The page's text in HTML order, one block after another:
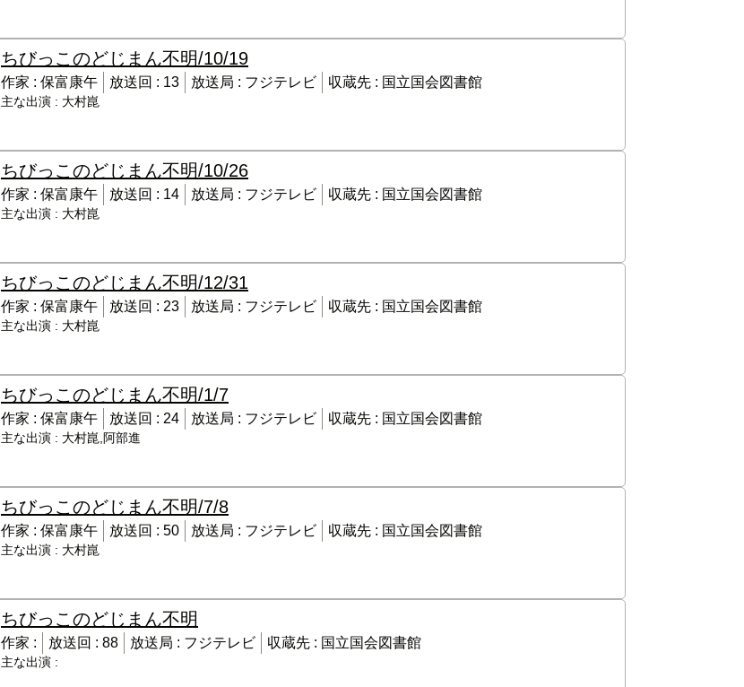
ちびっこのどじまん不明/10/19
作家 : 保富康午 放送回 : 13 放送局 : フジテレビ 収蔵先 : 国立国会図書館
主な出演 : 大村崑
ちびっこのどじまん不明/10/26
作家 : 保富康午 放送回 : 14 放送局 : フジテレビ 収蔵先 : 国立国会図書館
主な出演 : 大村崑
ちびっこのどじまん不明/12/31
作家 : 保富康午 放送回 : 23 放送局 : フジテレビ 収蔵先 : 国立国会図書館
主な出演 : 大村崑
ちびっこのどじまん不明/1/7
作家 : 保富康午 放送回 : 24 放送局 : フジテレビ 収蔵先 : 国立国会図書館
主な出演 : 大村崑,阿部進
ちびっこのどじまん不明/7/8
作家 : 保富康午 放送回 : 50 放送局 : フジテレビ 収蔵先 : 国立国会図書館
主な出演 : 大村崑
ちびっこのどじまん不明
作家 : 放送回 : 88 放送局 : フジテレビ 収蔵先 : 国立国会図書館
主な出演 :